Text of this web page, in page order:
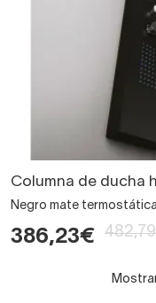
Columna de ducha
Negro mate termostática
386,23€